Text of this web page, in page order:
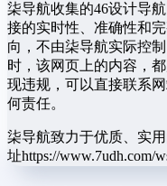
柒导航收集的46设计导
接的实时性、准确性和
向，不由柒导航实际控
时，该网页上的内容，
现违规，可以直接联系
何责任。
柒导航致力于优质、实
址https://www.7udh.com/